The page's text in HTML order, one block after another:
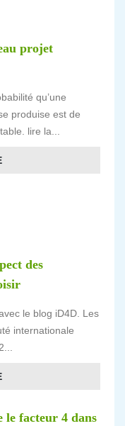
projet
qu’une
produise est de
lire la...
des
le blog iD4D. Les
internationale
le facteur 4 dans